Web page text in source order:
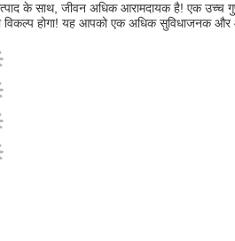
के साथ, जीवन अधिक आरामदायक है! एक उच्च
विकल्प होगा! यह आपको एक अधिक सुविधाजनक